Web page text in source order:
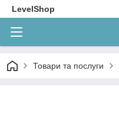
LevelShop
Товари та послуги